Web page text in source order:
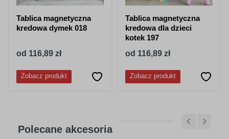
Tablica magnetyczna
kredowa dymek 018
od 116,89 zł
Zobacz produkt
Tablica magnetyczna
kredowa dla dzieci
kotek 197
od 116,89 zł
Zobacz produkt
Polecane akcesoria